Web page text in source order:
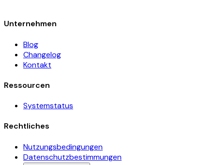
Unternehmen
Blog
Changelog
Kontakt
Ressourcen
Systemstatus
Rechtliches
Nutzungsbedingungen
Datenschutzbestimmungen